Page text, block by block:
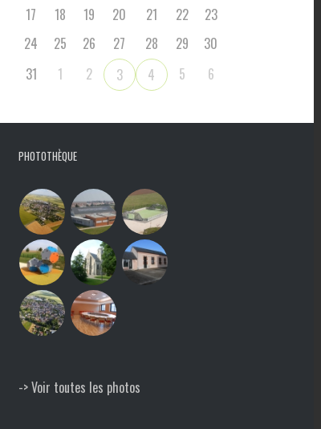
17
18 19 20 21 22
23
24
25 26 27 28 29
30
31
1 2 3 4 5 6
PHOTOTHÈQUE
-> Voir toutes les photos